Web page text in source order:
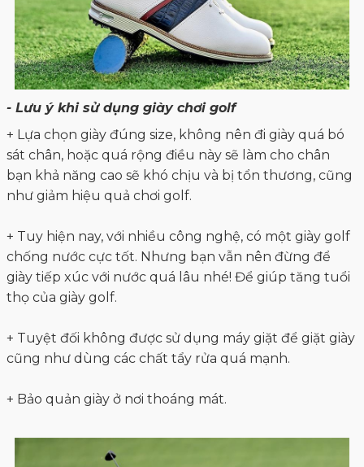
- Lưu ý khi sử dụng giày chơi golf
+ Lựa chọn giày đúng size, không nên đi giày quá bó
sát chân, hoặc quá rộng điều này sẽ làm cho chân
bạn khả năng cao sẽ khó chịu và bị tổn thương, cũng
như giảm hiệu quả chơi golf.
+ Tuy hiện nay, với nhiều công nghệ, có một giày golf
chống nước cực tốt. Nhưng bạn vẫn nên đừng để
giày tiếp xúc với nước quá lâu nhé! Để giúp tăng tuổi
thọ của giày golf.
+ Tuyệt đối không được sử dụng máy giặt để giặt giày
cũng như dùng các chất tẩy rửa quá mạnh.
+ Bảo quản giày ở nơi thoáng mát.